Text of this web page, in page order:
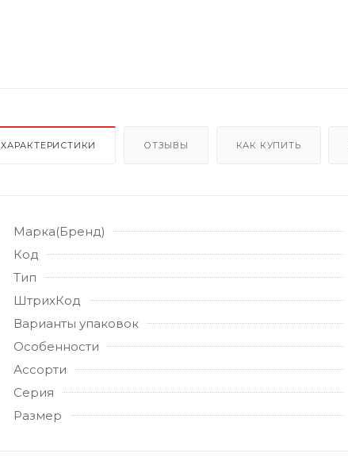
ХАРАКТЕРИСТИКИ ОТЗЫВЫ КАК КУПИТЬ
Марка(Бренд)
Код
Тип
ШтрихКод
Варианты упаковок
Особенности
Ассорти
Серия
Размер